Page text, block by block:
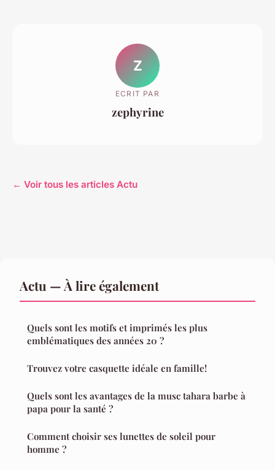
Z
ECRIT PAR
zephyrine
← Voir tous les articles Actu
Actu — À lire également
Quels sont les motifs et imprimés les plus
emblématiques des années 20 ?
Trouvez votre casquette idéale en famille!
Quels sont les avantages de la musc tahara barbe à
papa pour la santé ?
Comment choisir ses lunettes de soleil pour
homme ?